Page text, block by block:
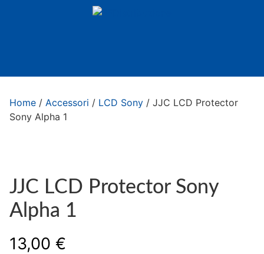
Home / Accessori / LCD Sony / JJC LCD Protector
Sony Alpha 1
JJC LCD Protector Sony
Alpha 1
13,00 €